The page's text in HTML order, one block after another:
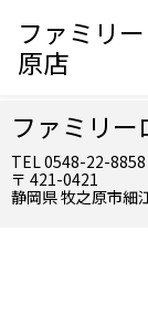
ファミリ
原店
ファミリ
TEL 0548-22-8858
〒 421-0421
静岡県 牧之原市細